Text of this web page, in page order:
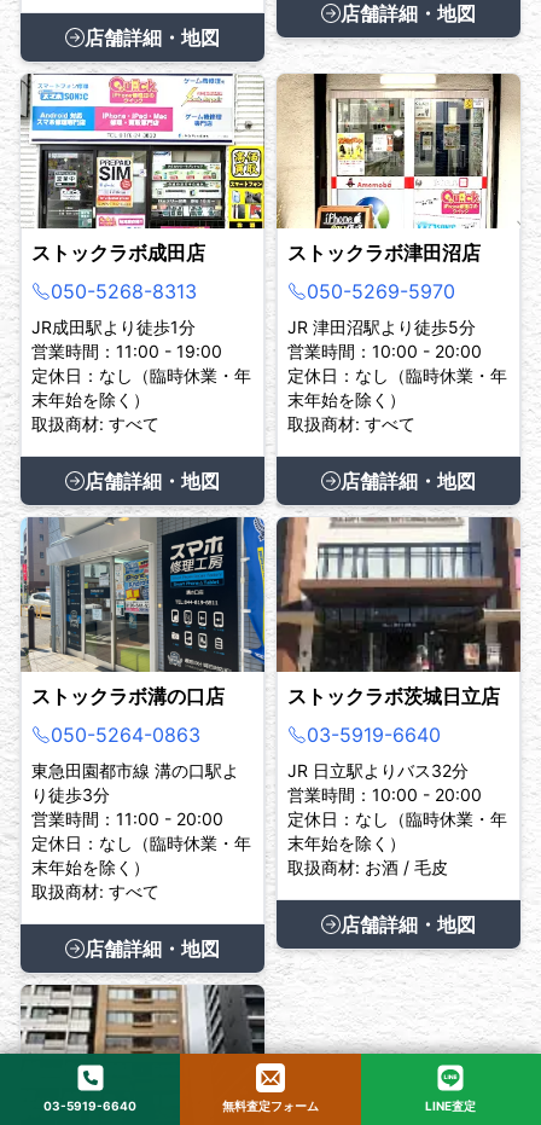
店舗詳細・地図
店舗詳細・地図
ストックラボ成田店
050-5268-8313
JR成田駅より徒歩1分
営業時間：11:00 - 19:00
定休日：なし（臨時休業・年
末年始を除く）
取扱商材: すべて
店舗詳細・地図
ストックラボ津田沼店
050-5269-5970
JR 津田沼駅より徒歩5分
営業時間：10:00 - 20:00
定休日：なし（臨時休業・年
末年始を除く）
取扱商材: すべて
店舗詳細・地図
ストックラボ溝の口店
050-5264-0863
東急田園都市線 溝の口駅よ
り徒歩3分
営業時間：11:00 - 20:00
定休日：なし（臨時休業・年
末年始を除く）
取扱商材: すべて
店舗詳細・地図
ストックラボ茨城日立店
03-5919-6640
JR 日立駅よりバス32分
営業時間：10:00 - 20:00
定休日：なし（臨時休業・年
末年始を除く）
取扱商材: お酒 / 毛皮
店舗詳細・地図
03-5919-6640 無料査定フォーム LINE査定